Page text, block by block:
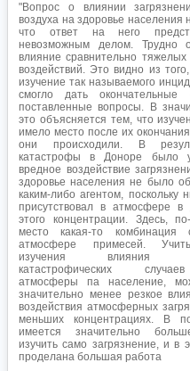
"Вопрос о влиянии
воздуха на здоровье населения
что ответ на него
невозможным делом. Трудно
влияние сравнительно тяжелых
воздействий. Это видно из
изучение так называемого
смогло дать
поставленные вопросы. В
это объясняется тем, что
имело место после их
они происходили. В
катастрофы в Доноре было
вредное воздействие
здоровье населения не было
каким-либо агентом, поскольку
присутствовал в атмосфере в
этого концентрации. Здесь,
место какая-то комбинация
атмосфере примесей.
изучения влияния
катастрофических
атмосферы па население,
значительно менее резкое
воздействия атмосферных
меньших концентрациях. В
имеется значительно
изучить само загрязнение, и в
проделана большая работа